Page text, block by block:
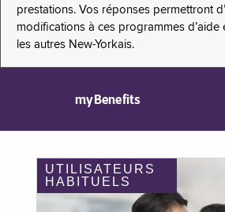
prestations. Vos réponses permettront
modifications à ces programmes d’aide
les autres New-Yorkais.
myBenefits
UTILISATEURS
HABITUELS